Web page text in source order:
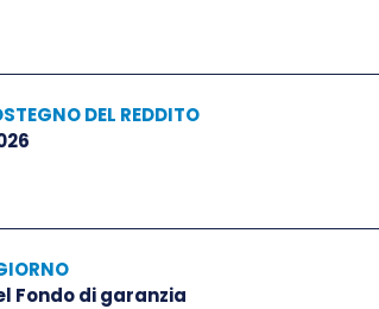
DEL REDDITO
Fondo di garanzia